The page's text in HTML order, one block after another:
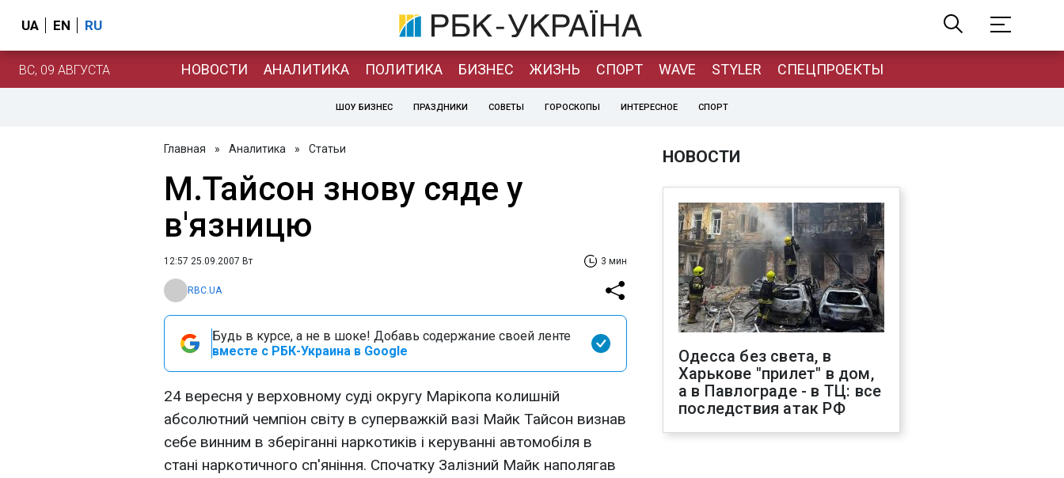
UA EN RU
ВС, 09 АВГУСТА НОВОСТИ АНАЛИТИКА ПОЛИТИКА БИЗНЕС ЖИЗНЬ СПОРТ WAVE STYLER СПЕЦПРОЕКТЫ
ШОУ БИЗНЕС ПРАЗДНИКИ СОВЕТЫ ГОРОСКОПЫ ИНТЕРЕСНОЕ СПОРТ
Главная » Аналитика » Статьи
М.Тайсон знову сяде у
в'язницю
12:57 25.09.2007 Вт 3 мин
RBC.UA
Будь в курсе, а не в шоке! Добавь содержание своей ленте
вместе с РБК-Украина в Google
24 вересня у верховному суді округу Марікопа колишній
абсолютний чемпіон світу в суперважкій вазі Майк Тайсон визнав
себе винним в зберіганні наркотиків і керуванні автомобіля в
стані наркотичного сп'яніння. Спочатку Залізний Майк наполягав
НОВОСТИ
Одесса без света, в
Харькове "прилет" в дом,
а в Павлограде - в ТЦ: все
последствия атак РФ